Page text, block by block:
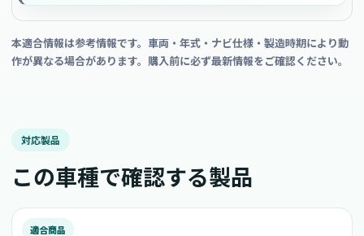
本適合情報は参考情報です。車両・年式・ナビ仕様・製造時期により動
作が異なる場合があります。購入前に必ず最新情報をご確認ください。
対応製品
この車種で確認する製品
適合商品